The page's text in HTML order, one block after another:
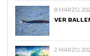
8 MARZO,
VER
2 MARZO,